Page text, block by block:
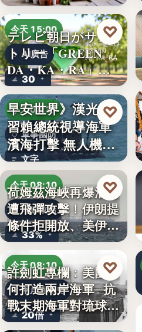
今天 15:00
AI廣告
30
テレビ朝日がサン
トリー「GREEN
DA・KA・RA」
と…
♡
今天 08:37
軍事國防
文字
早安世界》漢光演
習賴總統視導海軍
濱海打擊 無人機秀
攻擊力
♡
今天 08:10
地緣政治
33%
荷姆茲海峽再爆油輪
遭飛彈攻擊！伊朗提
條件拒開放、美伊談
判…
♡
今天 08:10
兩岸海軍史
20倍
許劍虹專欄：美國如
何打造兩岸海軍─抗
戰末期海軍對琉球的
覬…
♡